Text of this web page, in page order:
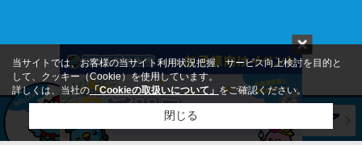
当サイトでは、お客様の当サイト利用状況把握、サービス向上検討を目的と
して、クッキー（Cookie）を使用しています。
詳しくは、当社の「Cookieの取扱いについて」 をご確認ください。
閉じる